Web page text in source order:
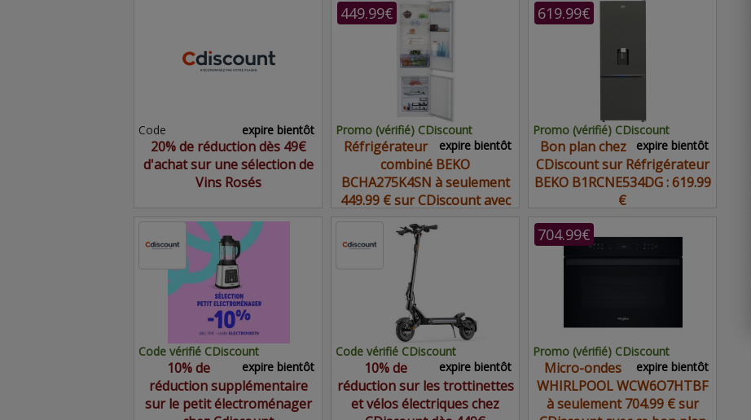
Code expire bientôt
20% de réduction dès 49€
d'achat sur une sélection de
Vins Rosés
449.99€
Promo (vérifié) CDiscount
expire bientôt
Réfrigérateur
combiné BEKO
BCHA275K4SN à seulement
449.99 € sur CDiscount avec
619.99€
Promo (vérifié) CDiscount
expire bientôt
Bon plan chez
CDiscount sur Réfrigérateur
BEKO B1RCNE534DG : 619.99
€
Code vérifié CDiscount
expire bientôt
10% de
réduction supplémentaire
sur le petit électroménager
Code vérifié CDiscount
expire bientôt
10% de
réduction sur les trottinettes
et vélos électriques chez
704.99€
Promo (vérifié) CDiscount
expire bientôt
Micro-ondes
WHIRLPOOL WCW6O7HTBF
à seulement 704.99 € sur